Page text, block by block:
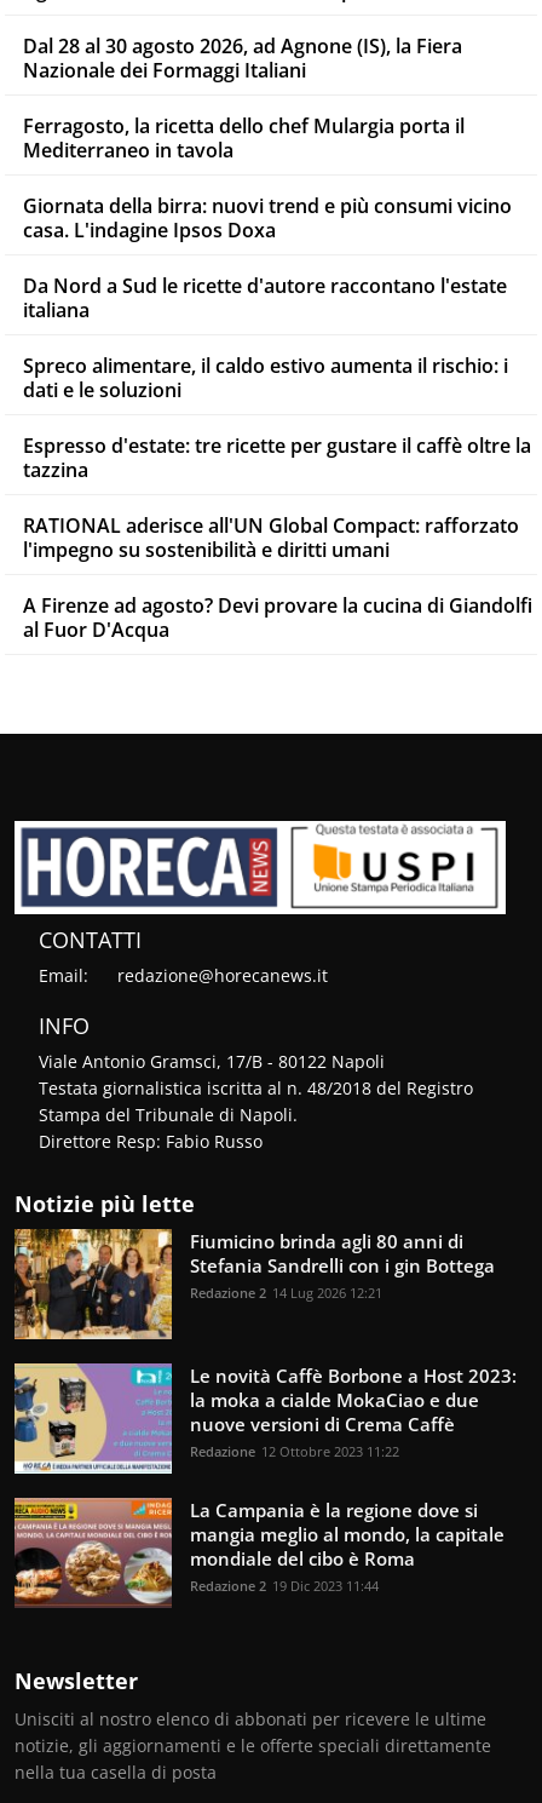
Dal 28 al 30 agosto 2026, ad Agnone (IS), la Fiera
Nazionale dei Formaggi Italiani
Ferragosto, la ricetta dello chef Mulargia porta il
Mediterraneo in tavola
Giornata della birra: nuovi trend e più consumi vicino
casa. L'indagine Ipsos Doxa
Da Nord a Sud le ricette d'autore raccontano l'estate
italiana
Spreco alimentare, il caldo estivo aumenta il rischio: i
dati e le soluzioni
Espresso d'estate: tre ricette per gustare il caffè oltre la
tazzina
RATIONAL aderisce all'UN Global Compact: rafforzato
l'impegno su sostenibilità e diritti umani
A Firenze ad agosto? Devi provare la cucina di Giandolfi
al Fuor D'Acqua
CONTATTI
Email: redazione@horecanews.it
INFO
Viale Antonio Gramsci, 17/B - 80122 Napoli
Testata giornalistica iscritta al n. 48/2018 del Registro
Stampa del Tribunale di Napoli.
Direttore Resp: Fabio Russo
Notizie più lette
Fiumicino brinda agli 80 anni di
Stefania Sandrelli con i gin Bottega
Redazione 2 14 Lug 2026 12:21
Le novità Caffè Borbone a Host 2023:
la moka a cialde MokaCiao e due
nuove versioni di Crema Caffè
Redazione 12 Ottobre 2023 11:22
La Campania è la regione dove si
mangia meglio al mondo, la capitale
mondiale del cibo è Roma
Redazione 2 19 Dic 2023 11:44
Newsletter
Unisciti al nostro elenco di abbonati per ricevere le ultime
notizie, gli aggiornamenti e le offerte speciali direttamente
nella tua casella di posta